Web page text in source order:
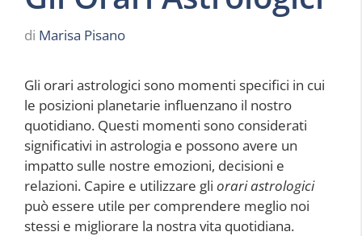
di Marisa Pisano
Gli orari astrologici sono momenti specifici in cui
le posizioni planetarie influenzano il nostro
quotidiano. Questi momenti sono considerati
significativi in astrologia e possono avere un
impatto sulle nostre emozioni, decisioni e
relazioni. Capire e utilizzare gli orari astrologici
può essere utile per comprendere meglio noi
stessi e migliorare la nostra vita quotidiana.